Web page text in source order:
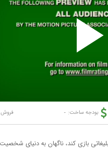
بودجه ساخت: - فروش
بازی کند، ناگهان به دنیای